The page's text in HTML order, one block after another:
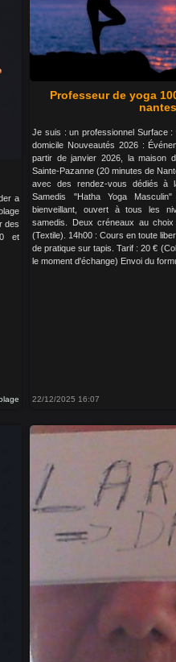
a
des
et
Professeur de yoga
nantes
Je suis : un professionnel Surface
domicile Nouveautés 2026 :
partir de janvier 2026, la maison
Sainte-Pazanne (20 minutes de
avec des rendez-vous dédiés à
Samedis "Hatha Yoga
bienveillant, ouvert à tous les
samedis. Deux créneaux au
(Textile). 14h00 : Cours en toute
de pratique sur tapis. Tarif : 20 €
le moment d'échange) Envoi du
22/12/2025 16:07